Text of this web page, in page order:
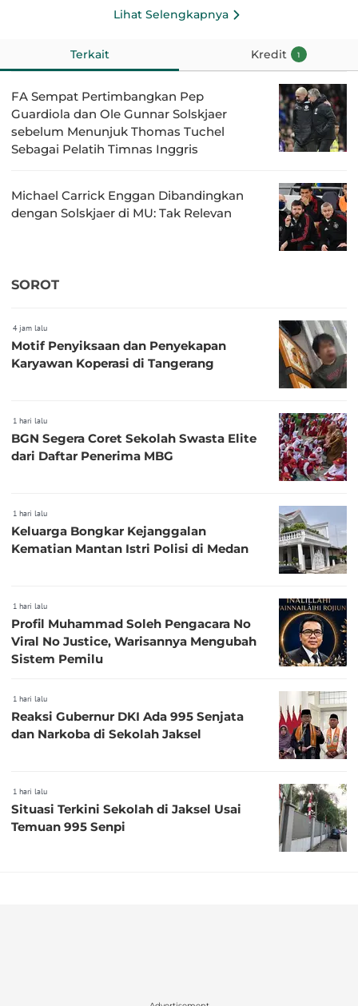
Lihat Selengkapnya
Terkait Kredit 1
FA Sempat Pertimbangkan Pep
Guardiola dan Ole Gunnar Solskjaer
sebelum Menunjuk Thomas Tuchel
Sebagai Pelatih Timnas Inggris
Michael Carrick Enggan Dibandingkan
dengan Solskjaer di MU: Tak Relevan
SOROT
4 jam lalu
Motif Penyiksaan dan Penyekapan
Karyawan Koperasi di Tangerang
1 hari lalu
BGN Segera Coret Sekolah Swasta Elite
dari Daftar Penerima MBG
1 hari lalu
Keluarga Bongkar Kejanggalan
Kematian Mantan Istri Polisi di Medan
1 hari lalu
Profil Muhammad Soleh Pengacara No
Viral No Justice, Warisannya Mengubah
Sistem Pemilu
1 hari lalu
Reaksi Gubernur DKI Ada 995 Senjata
dan Narkoba di Sekolah Jaksel
1 hari lalu
Situasi Terkini Sekolah di Jaksel Usai
Temuan 995 Senpi